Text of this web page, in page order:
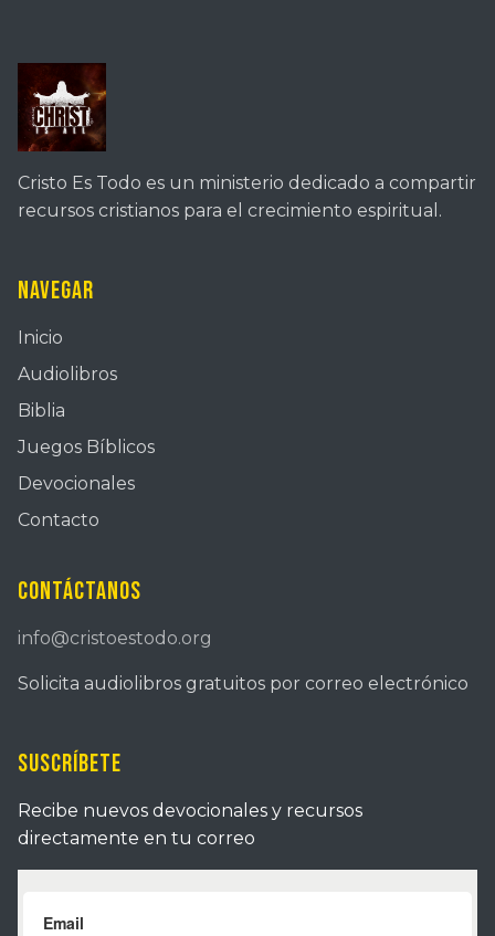
Cristo Es Todo es un ministerio dedicado a compartir
recursos cristianos para el crecimiento espiritual.
Navegar
Inicio
Audiolibros
Biblia
Juegos Bíblicos
Devocionales
Contacto
Contáctanos
info@cristoestodo.org
Solicita audiolibros gratuitos por correo electrónico
Suscríbete
Recibe nuevos devocionales y recursos
directamente en tu correo